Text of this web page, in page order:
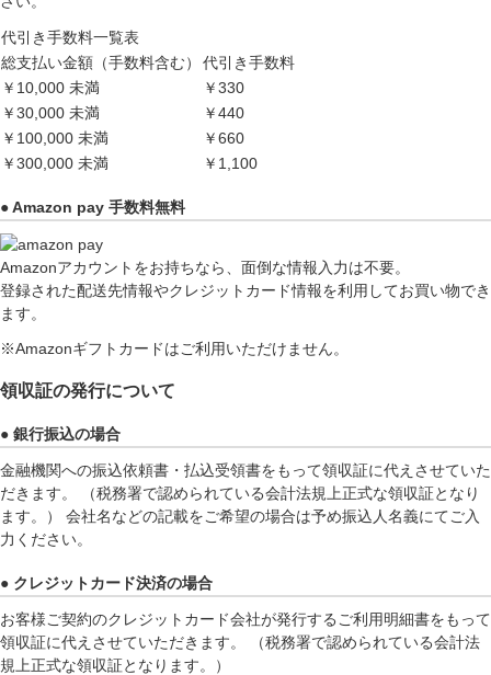
代引き手数料一覧表
総支払い金額（手数料含む）
代引き手数料
￥10,000 未満
￥330
￥30,000 未満
￥440
￥100,000 未満
￥660
￥300,000 未満
￥1,100
● Amazon pay 手数料無料
Amazonアカウントをお持ちなら、面倒な情報入力は不要。
登録された配送先情報やクレジットカード情報を利用してお買い物でき
ます。
※Amazonギフトカードはご利用いただけません。
領収証の発行について
● 銀行振込の場合
金融機関への振込依頼書・払込受領書をもって領収証に代えさせていた
だきます。 （税務署で認められている会計法規上正式な領収証となり
ます。） 会社名などの記載をご希望の場合は予め振込人名義にてご入
力ください。
● クレジットカード決済の場合
お客様ご契約のクレジットカード会社が発行するご利用明細書をもって
領収証に代えさせていただきます。 （税務署で認められている会計法
規上正式な領収証となります。）